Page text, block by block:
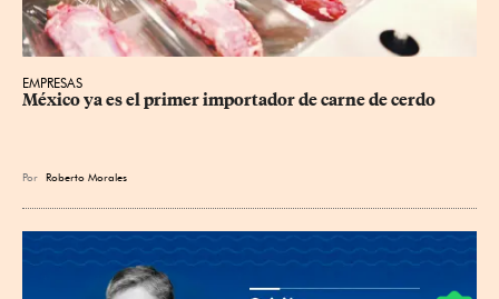
EMPRESAS
México ya es el primer importador de carne de cerdo
Por Roberto Morales